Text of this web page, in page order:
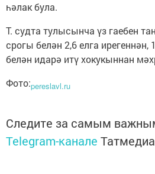
һәлак була.
Т. судта тулысынча үз гаебен
срогы белән 2,6 елга ирегеннән,
белән идарә итү хокукыннан
Фото:pereslavl.ru
Следите за самым
Telegram-канале Татмедиа